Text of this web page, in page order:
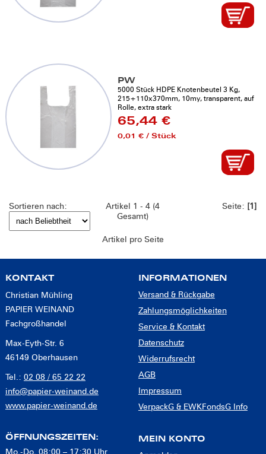
PW
5000 Stück HDPE Knotenbeutel 3 Kg,
215+110x370mm, 10my, transparent, auf
Rolle, extra stark
65,44 €
0,01 € / Stück
Sortieren nach:
Artikel 1 - 4 (4
Gesamt)
Artikel pro Seite
Seite: [1]
KONTAKT
Christian Mühling
PAPIER WEINAND
Fachgroßhandel
Max-Eyth-Str. 6
46149 Oberhausen
Tel.: 02 08 / 65 22 22
info@papier-weinand.de
www.papier-weinand.de
ÖFFNUNGSZEITEN:
INFORMATIONEN
Versand & Rückgabe
Zahlungsmöglichkeiten
Service & Kontakt
Datenschutz
Widerrufsrecht
AGB
Impressum
VerpackG & EWKFondsG Info
MEIN KONTO